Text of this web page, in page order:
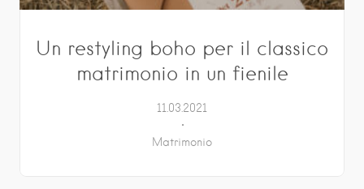
Un restyling boho per il classico
matrimonio in un fienile
11.03.2021
Matrimonio